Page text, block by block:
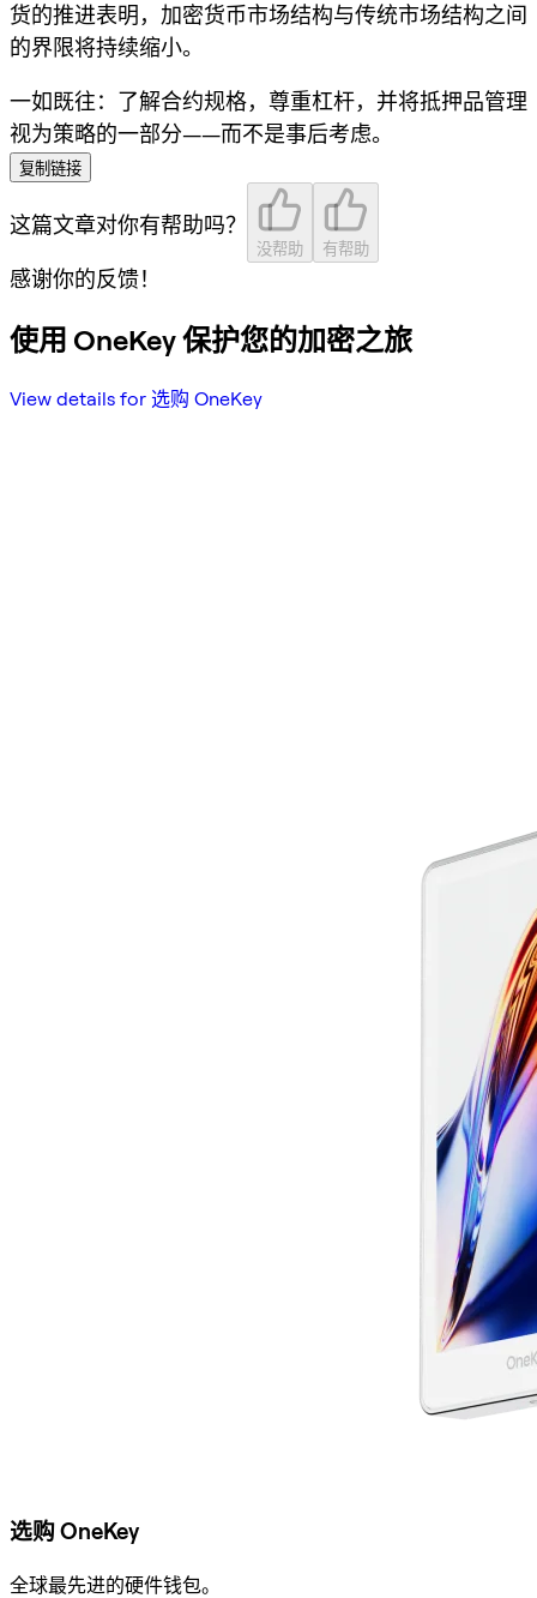
货的推进表明，加密货币市场结构与传统市场结构之间
的界限将持续缩小。
一如既往：了解合约规格，尊重杠杆，并将抵押品管理
视为策略的一部分——而不是事后考虑。
复制链接
这篇文章对你有帮助吗？
没帮助 有帮助
感谢你的反馈！
使用 OneKey 保护您的加密之旅
View details for 选购 OneKey
选购 OneKey
全球最先进的硬件钱包。